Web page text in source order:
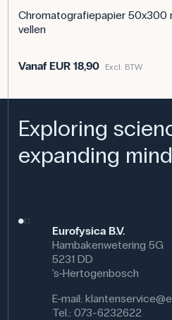
Chromatografiepapier 50x300
vellen
VanafEUR 18,90 Excl. BTW
Exploring
expanding
Eurofysica B.V.
Hambakenwetering 5G
5231 DD
's-Hertogenbosch
E-mail:
Tel.: 073-6232622